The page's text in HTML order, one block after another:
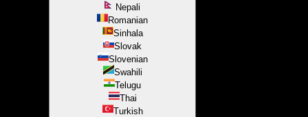
Nepali
Romanian
Sinhala
Slovak
Slovenian
Swahili
Telugu
Thai
Turkish